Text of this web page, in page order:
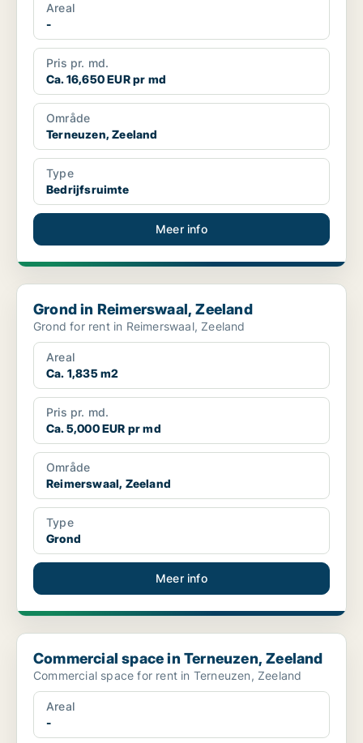
Areal
-
Pris pr. md.
Ca. 16,650 EUR pr md
Område
Terneuzen, Zeeland
Type
Bedrijfsruimte
Meer info
Grond in Reimerswaal, Zeeland
Grond in Reimerswaal, Zeeland
Grond for rent in Reimerswaal, Zeeland
Areal
Ca. 1,835 m2
Pris pr. md.
Ca. 5,000 EUR pr md
Område
Reimerswaal, Zeeland
Type
Grond
Meer info
Commercial space in Terneuzen, Zeeland
Commercial space in Terneuzen, Zeeland
Commercial space for rent in Terneuzen, Zeeland
Areal
-